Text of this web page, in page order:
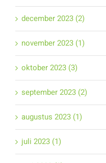
december 2023 (2)
november 2023 (1)
oktober 2023 (3)
september 2023 (2)
augustus 2023 (1)
juli 2023 (1)